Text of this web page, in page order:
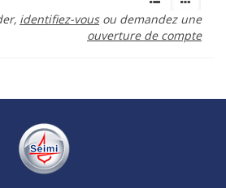
identifiez-vousou demandez une
ouverture de compte